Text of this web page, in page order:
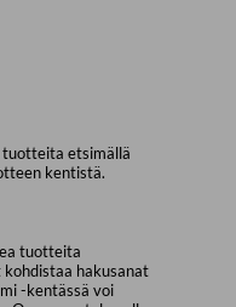
tuotteita etsimällä
kentistä.
tuotteita
hakusanat
-kentässä voi